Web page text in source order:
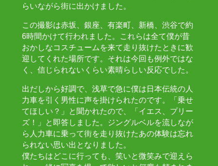
らいながら街に出かけました。
この撮影は赤坂、銀座、有楽町、新橋、渋谷で約
6時間かけて行われました。これらは全て僕が昔
おかしなコスチュームを来て走り抜けたときに歓
迎してくれた場所です。それは今回も例外ではな
く、信じられないくらい素晴らしい反応でした。
出だしから好調で、浅草で急に僕は日本伝統の人
力車を引く男性に声を掛けられたのです。「乗せ
てほしい？」と聞かれたので、「イエス、プリー
ズ！」と即答しました。ジングルベルを流しなが
ら人力車に乗って街を走り抜けたあの体験は忘れ
られない思い出となりました。
僕たちはどこに行っても、笑いと微笑みで迎えら